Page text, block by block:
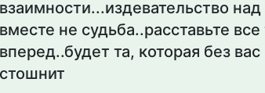
взаимности...издевательство
вместе не судьба..расставьте
вперед..будет та, которая без
стошнит